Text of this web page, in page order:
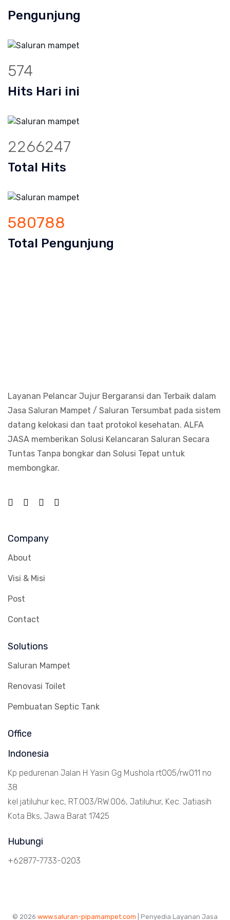
Pengunjung
574
Hits Hari ini
2266247
Total Hits
580788
Total Pengunjung
Layanan Pelancar Jujur Bergaransi dan Terbaik dalam
Jasa Saluran Mampet / Saluran Tersumbat pada sistem
datang kelokasi dan taat protokol kesehatan. ALFA
JASA memberikan Solusi Kelancaran Saluran Secara
Tuntas Tanpa bongkar dan Solusi Tepat untuk
membongkar.
Company
About
Visi & Misi
Post
Contact
Solutions
Saluran Mampet
Renovasi Toilet
Pembuatan Septic Tank
Office
Indonesia
Kp pedurenan Jalan H Yasin Gg Mushola rt005/rw011 no
38
kel jatiluhur kec, RT.003/RW.006, Jatiluhur, Kec. Jatiasih
Kota Bks, Jawa Barat 17425
Hubungi
+62877-7733-0203
© 2026 www.saluran-pipamampet.com | Penyedia Layanan Jasa